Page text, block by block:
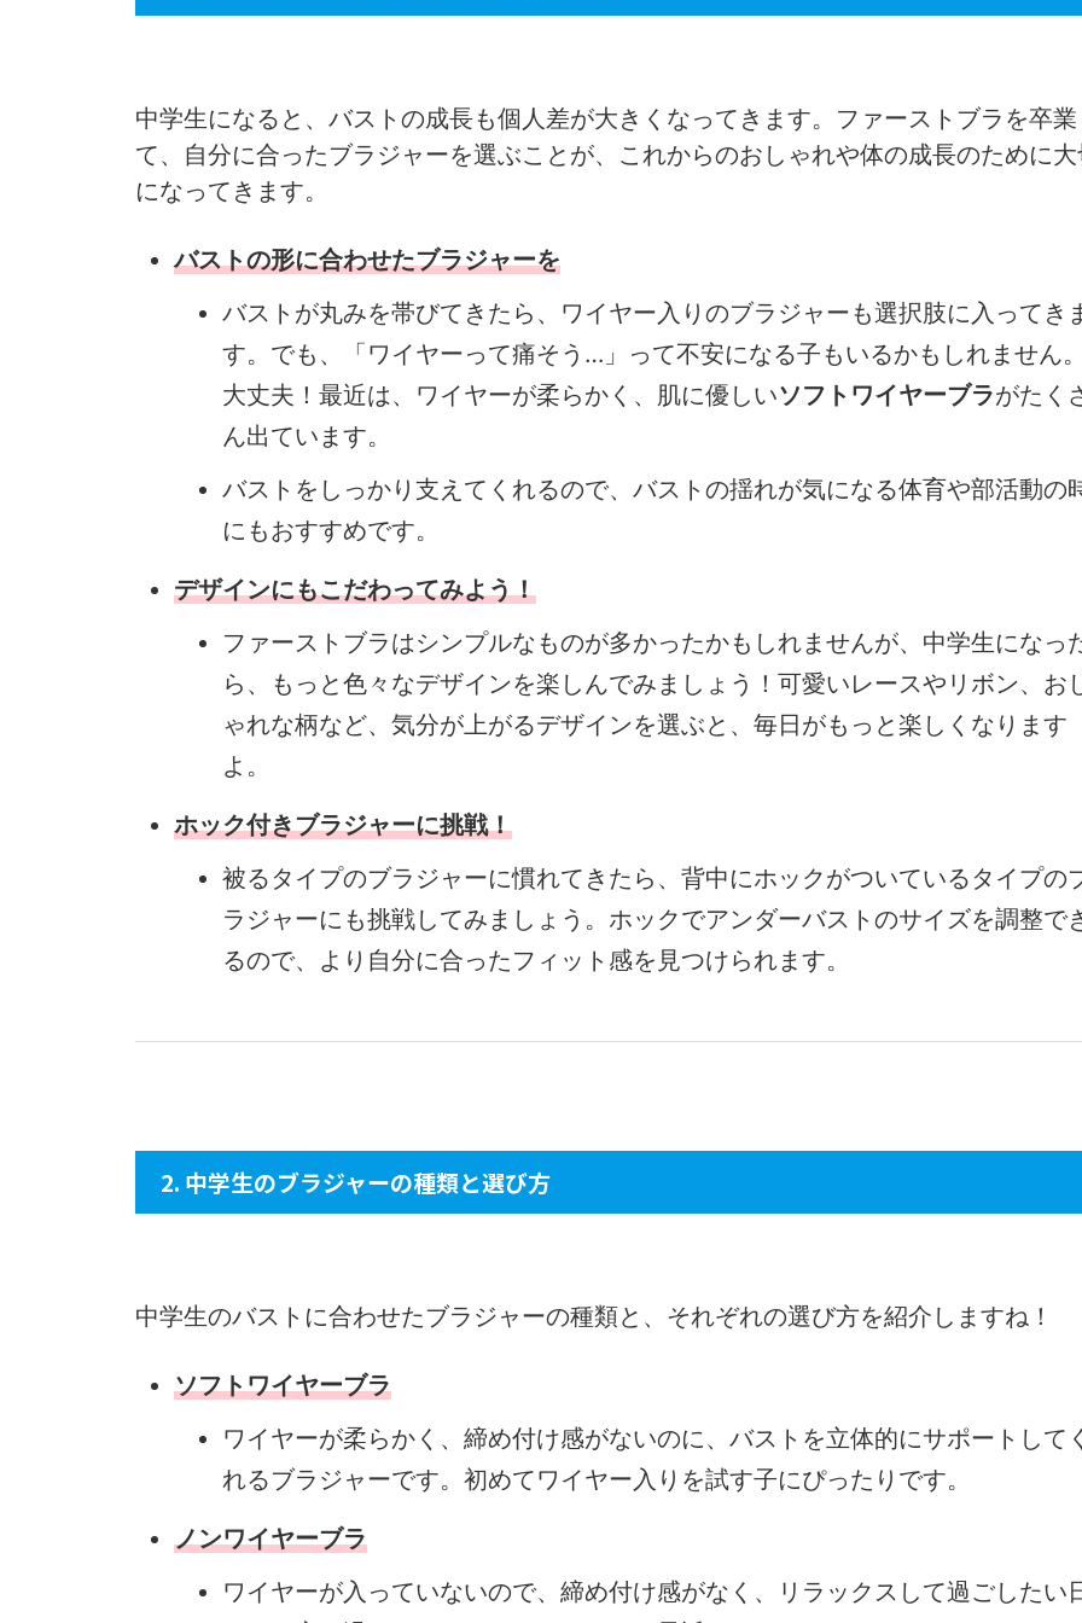
中学生になると、バストの成長も個人差が大きくなってきます。ファーストブラを卒
て、自分に合ったブラジャーを選ぶことが、これからのおしゃれや体の成長のために
になってきます。
バストの形に合わせたブラジャーを
バストが丸みを帯びてきたら、ワイヤー入りのブラジャーも選択肢に入ってき
す。でも、「ワイヤーって痛そう…」って不安になる子もいるかもしれません
大丈夫！最近は、ワイヤーが柔らかく、肌に優しいソフトワイヤーブラがたく
ん出ています。
バストをしっかり支えてくれるので、バストの揺れが気になる体育や部活動の
にもおすすめです。
デザインにもこだわってみよう！
ファーストブラはシンプルなものが多かったかもしれませんが、中学生になっ
ら、もっと色々なデザインを楽しんでみましょう！可愛いレースやリボン、お
ゃれな柄など、気分が上がるデザインを選ぶと、毎日がもっと楽しくなります
よ。
ホック付きブラジャーに挑戦！
被るタイプのブラジャーに慣れてきたら、背中にホックがついているタイプの
ラジャーにも挑戦してみましょう。ホックでアンダーバストのサイズを調整で
るので、より自分に合ったフィット感を見つけられます。
2. 中学生のブラジャーの種類と選び方
中学生のバストに合わせたブラジャーの種類と、それぞれの選び方を紹介しますね！
ソフトワイヤーブラ
ワイヤーが柔らかく、締め付け感がないのに、バストを立体的にサポートして
れるブラジャーです。初めてワイヤー入りを試す子にぴったりです。
ノンワイヤーブラ
ワイヤーが入っていないので、締め付け感がなく、リラックスして過ごしたい